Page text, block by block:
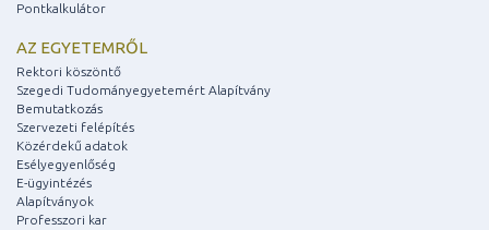
Pontkalkulátor
AZ EGYETEMRŐL
Rektori köszöntő
Szegedi Tudományegyetemért Alapítvány
Bemutatkozás
Szervezeti felépítés
Közérdekű adatok
Esélyegyenlőség
E-ügyintézés
Alapítványok
Professzori kar